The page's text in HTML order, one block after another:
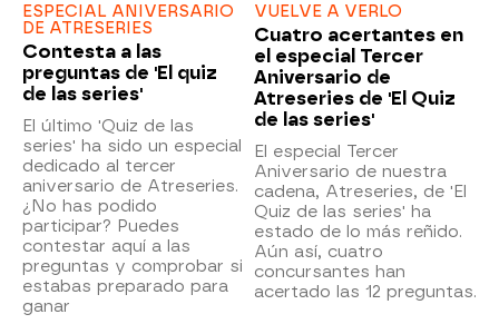
ESPECIAL ANIVERSARIO
DE ATRESERIES
Contesta a las
preguntas de 'El quiz
de las series'
El último 'Quiz de las
series' ha sido un especial
dedicado al tercer
aniversario de Atreseries.
¿No has podido
participar? Puedes
contestar aquí a las
preguntas y comprobar si
estabas preparado para
ganar
VUELVE A VERLO
Cuatro acertantes en
el especial Tercer
Aniversario de
Atreseries de 'El Quiz
de las series'
El especial Tercer
Aniversario de nuestra
cadena, Atreseries, de 'El
Quiz de las series' ha
estado de lo más reñido.
Aún así, cuatro
concursantes han
acertado las 12 preguntas.